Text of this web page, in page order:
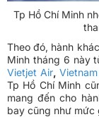
Tp Hồ Chí Minh
Theo đó, hành
Minh tháng 6 này
Vietjet Air,
Tp Hồ Chí Minh
mang đến cho
bay cũng như mức